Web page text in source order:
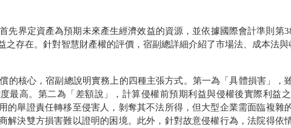
先界定資產為預期未來產生經濟效益的資源，並依據國際會計準則第
之存在。針對智慧財產權的評價，宿副總詳細介紹了市場法、成本法與
的核心，宿副總說明實務上的四種主張方式。第一為「具體損害」，
最高。第二為「差額說」，計算侵權前預期利益與侵權後實際利益
的舉證責任轉移至侵害人，剝奪其不法所得，但大型企業需面臨複雜
解決雙方損害難以證明的困境。此外，針對故意侵權行為，法院得依